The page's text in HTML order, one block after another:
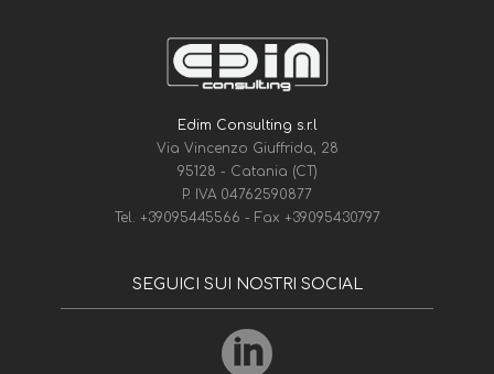
Edim Consulting s.r.l
Via Vincenzo Giuffrida, 28
95128 - Catania (CT)
P. IVA 04762590877
Tel. +39095445566 - Fax +39095430797
SEGUICI SUI NOSTRI SOCIAL